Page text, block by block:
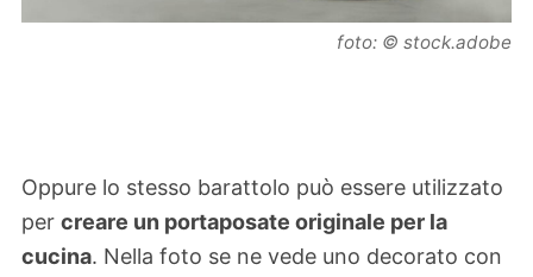
foto: © stock.adobe
Oppure lo stesso barattolo può essere utilizzato
per creare un portaposate originale per la
cucina. Nella foto se ne vede uno decorato con